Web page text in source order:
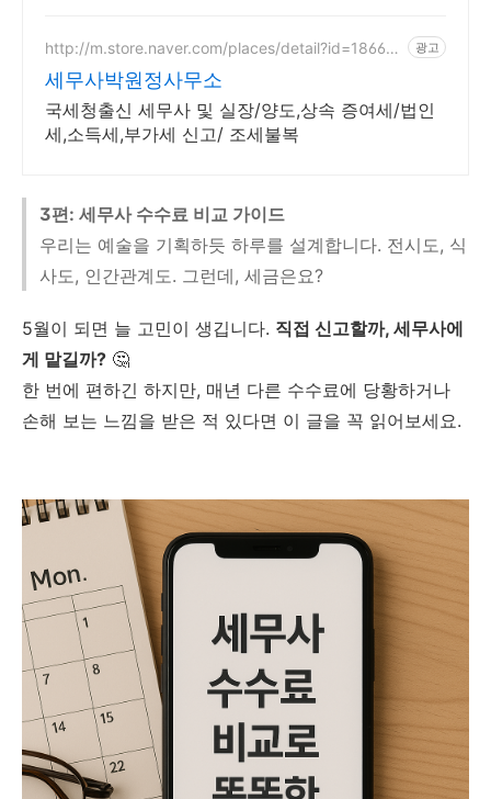
http://m.store.naver.com/places/detail?id=18664
광고
세무사박원정사무소
국세청출신 세무사 및 실장/양도,상속 증여세/법인
세,소득세,부가세 신고/ 조세불복
3편: 세무사 수수료 비교 가이드
우리는 예술을 기획하듯 하루를 설계합니다. 전시도, 식
사도, 인간관계도. 그런데, 세금은요?
5월이 되면 늘 고민이 생깁니다. 직접 신고할까, 세무사에
게 맡길까? 🤔
한 번에 편하긴 하지만, 매년 다른 수수료에 당황하거나
손해 보는 느낌을 받은 적 있다면 이 글을 꼭 읽어보세요.